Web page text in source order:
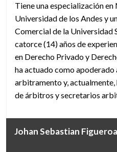
Tiene una especialización
Universidad de los Andes y
Comercial de la Universidad
catorce (14) años de
en Derecho Privado y
ha actuado como
arbitramento y, actualmente,
de árbitros y secretarios
Johan Sebastian